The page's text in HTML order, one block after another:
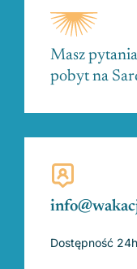
Masz
pobyt na
Dostępność